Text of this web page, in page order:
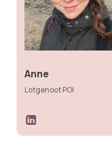
Anne
Lotgenoot POI